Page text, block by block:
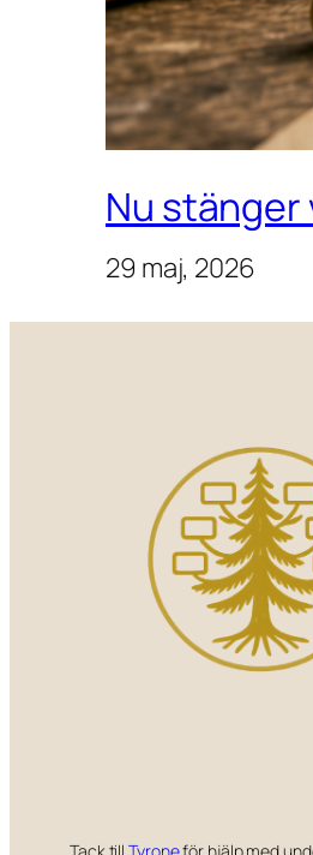
Nu stänger
29 maj, 2026